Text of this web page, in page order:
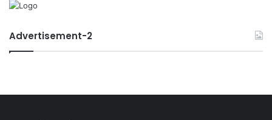
Advertisement-2